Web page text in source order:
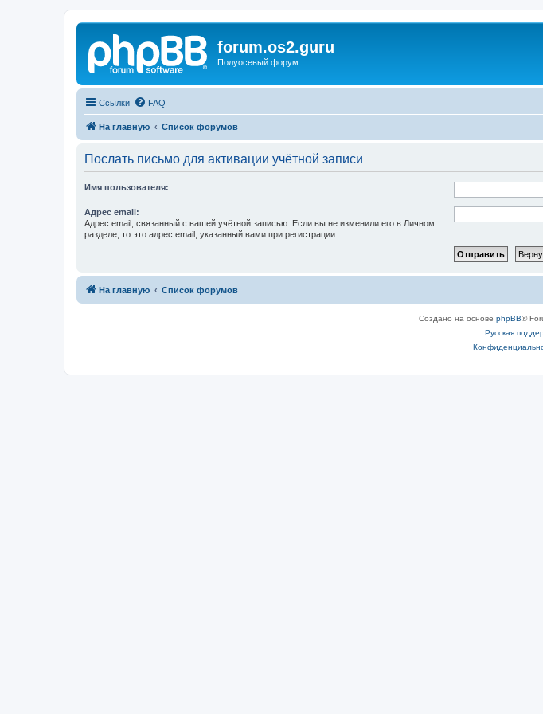
forum.os2.guru
Полуосевый форум
Ссылки FAQ
На главную Список форумов
Послать письмо для активации учётной записи
Имя пользователя:
Адрес email:
Адрес email, связанный с вашей учётной записью. Если вы не изменили его в Личном
разделе, то это адрес email, указанный вами при регистрации.
На главную Список форумов
Создано на основе phpBB®
Русская